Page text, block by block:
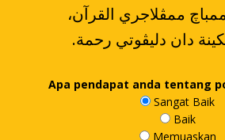
ممڤلاجري القرآن
دان دليڤوتي رحمة
Apa pendapat anda tentang
Sangat Baik
Baik
Memuaskan